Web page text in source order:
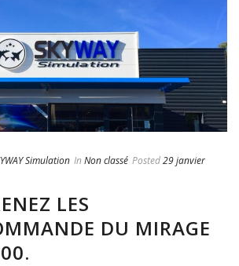
Simulation In Non classé Posted29 janvier
LES
DU MIRAGE